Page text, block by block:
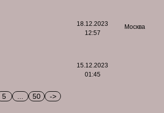
18.12.2023
12:57
Москва
15.12.2023
01:45
5 50 ->